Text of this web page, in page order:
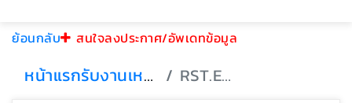
ย้อนกลับ สนใจลงประกาศ/อัพเดทข้อมูล
หน้าแรก รับงานเหล็ก RST.Engineering